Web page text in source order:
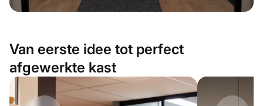
Van eerste idee tot perfect
afgewerkte kast